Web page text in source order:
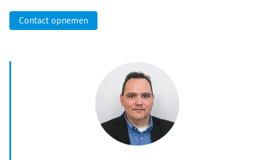
Contact opnemen